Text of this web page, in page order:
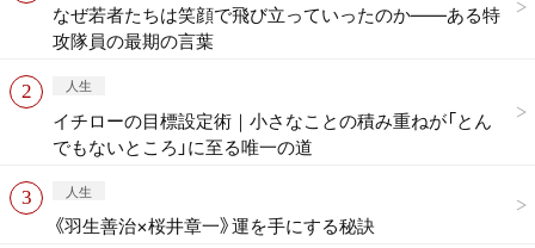
なぜ若者たちは笑顔で飛び立っていったのか——ある特
攻隊員の最期の言葉
人生
イチローの目標設定術｜小さなことの積み重ねが「とん
でもないところ」に至る唯一の道
人生
《羽生善治×桜井章一》運を手にする秘訣